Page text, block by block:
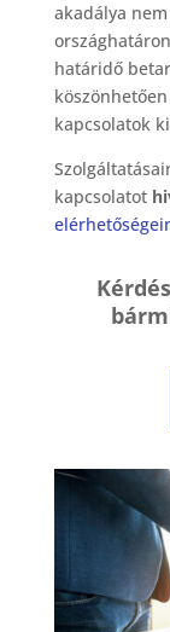
akadálya
határidő
kapcsolatok
kapcsolatot